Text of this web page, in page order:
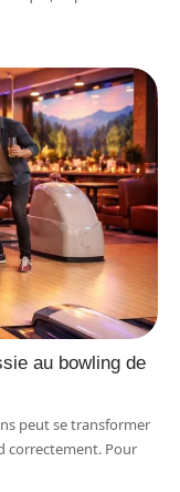
au bowling de
peut se transformer
correctement. Pour